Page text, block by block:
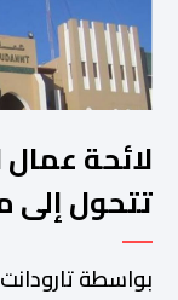
لائحة عمال
تتحول
فمن يجيب؟.
بواسطة